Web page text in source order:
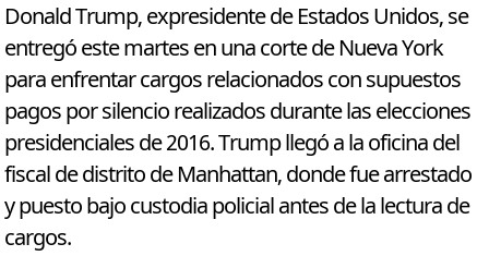
Donald Trump, expresidente de Estados Unidos, se
entregó este martes en una corte de Nueva York
para enfrentar cargos relacionados con supuestos
pagos por silencio realizados durante las elecciones
presidenciales de 2016. Trump llegó a la oficina del
fiscal de distrito de Manhattan, donde fue arrestado
y puesto bajo custodia policial antes de la lectura de
cargos.